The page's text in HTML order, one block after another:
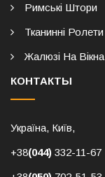
Римські Штори
Тканинні Ролети
Жалюзі На Вікна
КОНТАКТЫ
Україна, Київ,
+38(044) 332-11-67